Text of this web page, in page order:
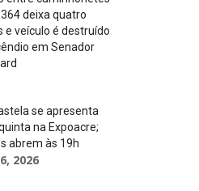
deixa quatro
e veículo é destruído
em Senador
se apresenta
na Expoacre;
abrem às 19h
2026